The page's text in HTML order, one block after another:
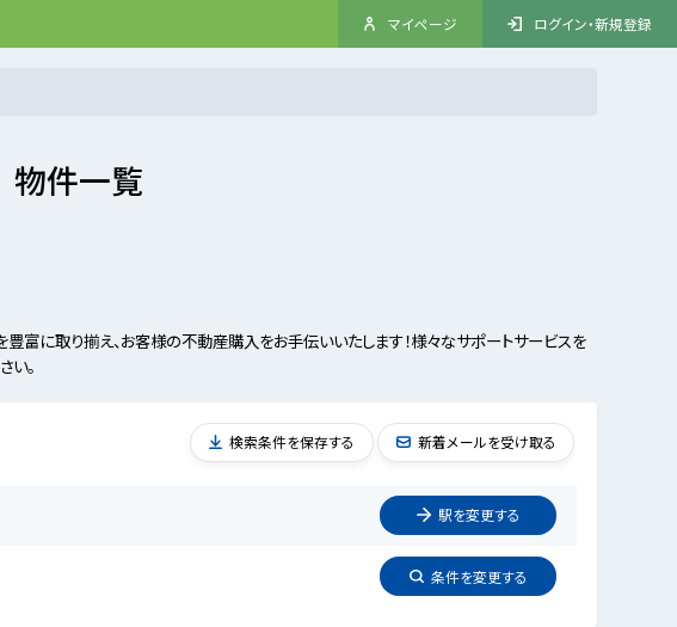
マイページ ログイン・新規登録
物件一覧
に取り揃え、お客様の不動産購入をお手伝いいたします！様々なサポートサービスを
い。
駅を変更する
条件を変更する
検索条件を保存する 新着メールを受け取る